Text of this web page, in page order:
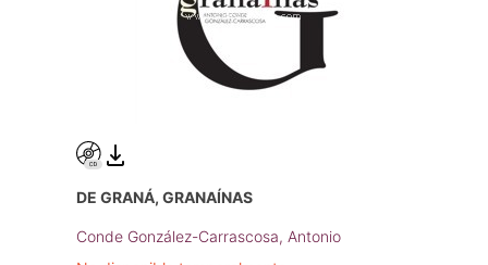
DE GRANÁ, GRANAÍNAS
Conde González-Carrascosa, Antonio